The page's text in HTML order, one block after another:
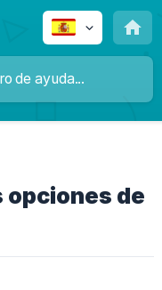
opciones de